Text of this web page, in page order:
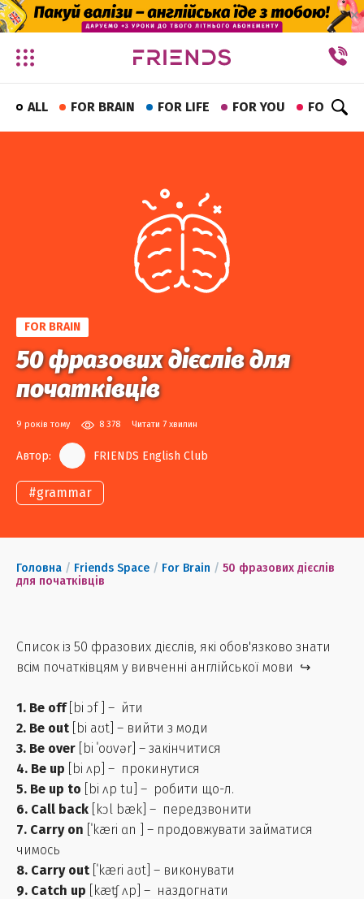
✕
ALL FOR BRAIN FOR LIFE FOR YOU FOR FUN
FOR BRAIN
50 фразових дієслів для
початківців
9 років тому 8 378 Читати 7 хвилин
Автор: FRIENDS English Club
#grammar
Головна / Friends Space / For Brain / 50 фразових дієслів
для початківців
Список із 50 фразових дієслів, які обов'язково знати
всім початківцям у вивченні англійської мови ↪
1. Be off [bi ɔf ] – йти
2. Be out [bi aʊt] – вийти з моди
3. Be over [bi ˈoʊvər] – закінчитися
4. Be up [bi ʌp] – прокинутися
5. Be up to [bi ʌp tu] – робити що-л.
6. Call back [kɔl bæk] – передзвонити
7. Carry on [ˈkæri ɑn ] – продовжувати займатися
чимось
8. Carry out [ˈkæri aʊt] – виконувати
9. Catch up [kæʧ ʌp] – наздогнати